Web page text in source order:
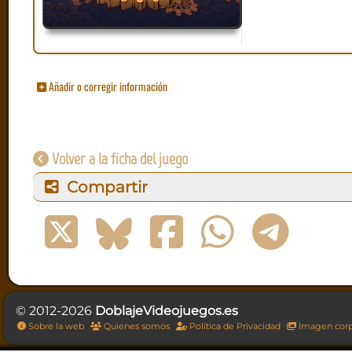
Añadir o corregir información
Volver a la ficha del juego
Compartir
© 2012-2026 DoblajeVideojuegos.es
Sobre la web Quienes somos Política de Privacidad Imagen